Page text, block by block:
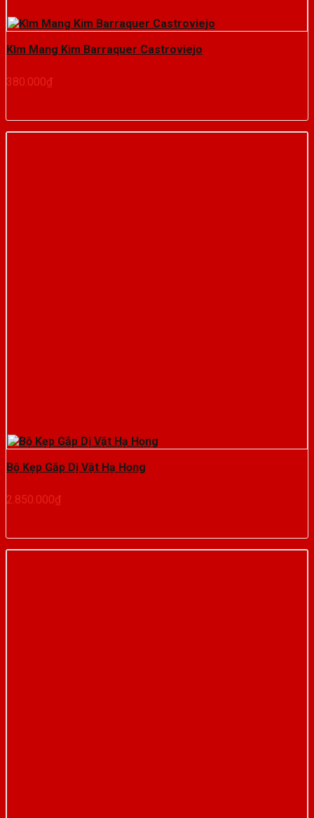
Kìm Mang Kim Barraquer Castroviejo
380.000₫
Bộ Kẹp Gắp Dị Vật Hạ Họng
2.850.000₫